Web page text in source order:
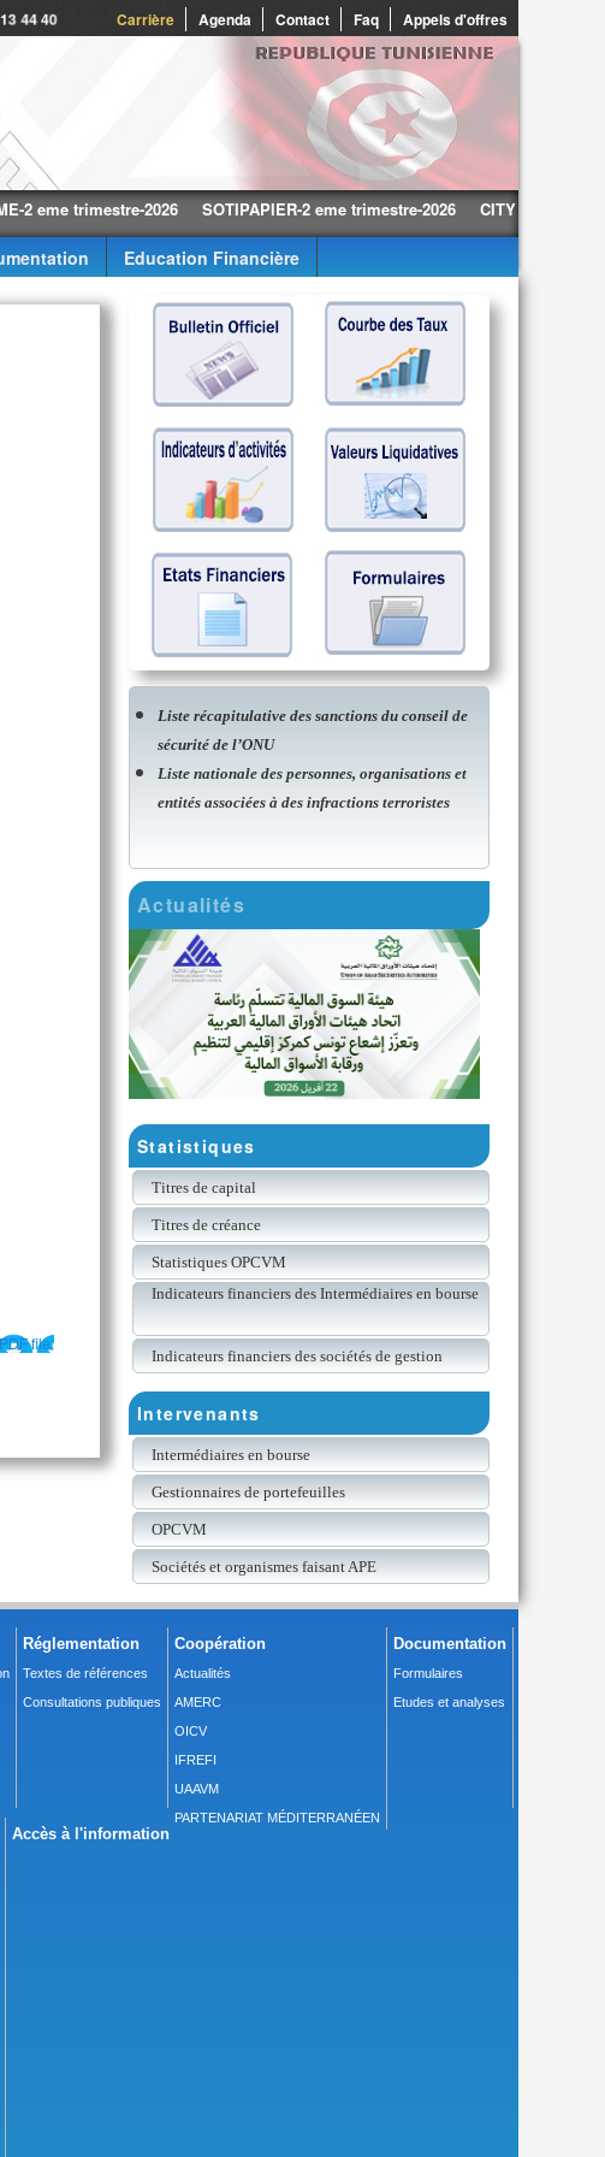
Carrière Agenda Contact Faq Appels d'offres
44 40
trimestre-2026 SOTIPAPIER-2 eme trimestre-2026 CITY CARS-2 eme
Education Financière
file.
Liste récapitulative des sanctions du conseil de
sécurité de l’ONU
Liste nationale des personnes, organisations et
entités associées à des infractions terroristes
Actualités
Statistiques
Titres de capital
Titres de créance
Statistiques OPCVM
Indicateurs financiers des Intermédiaires en bourse
Indicateurs financiers des sociétés de gestion
Intervenants
Intermédiaires en bourse
Gestionnaires de portefeuilles
OPCVM
Sociétés et organismes faisant APE
Réglementation
Textes de références
Consultations publiques
Coopération
Actualités
AMERC
OICV
IFREFI
UAAVM
PARTENARIAT MÉDITERRANÉEN
Documentation
Formulaires
Etudes et analyses
Accès à l'information